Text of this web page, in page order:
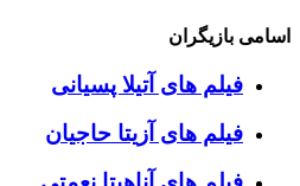
اسامی بازیگران
فیلم های آتیلا پسیانی
فیلم های آزیتا حاجیان